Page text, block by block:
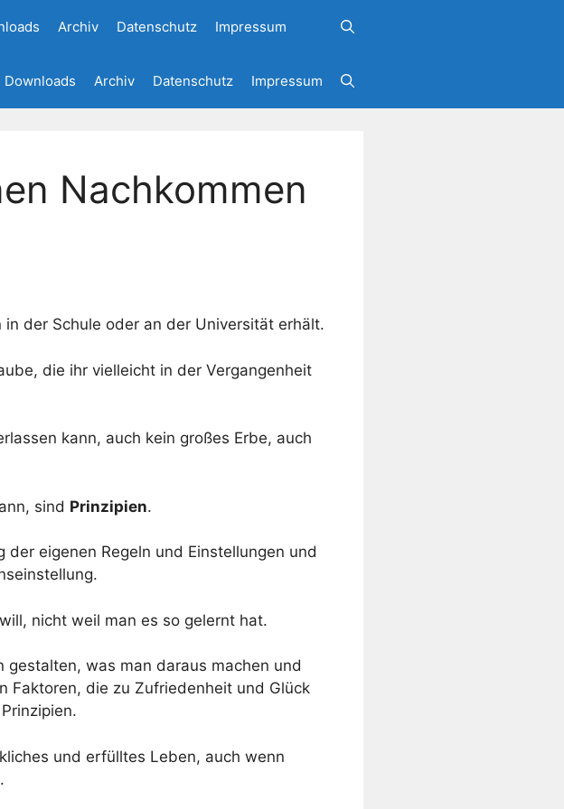
Archiv Datenschutz Impressum
Downloads Archiv Datenschutz Impressum
Nachkommen
der Schule oder an der Universität erhält.
die ihr vielleicht in der Vergangenheit
kann, auch kein großes Erbe, auch
sind Prinzipien.
eigenen Regeln und Einstellungen und
nicht weil man es so gelernt hat.
was man daraus machen und
Faktoren, die zu Zufriedenheit und Glück
und erfülltes Leben, auch wenn